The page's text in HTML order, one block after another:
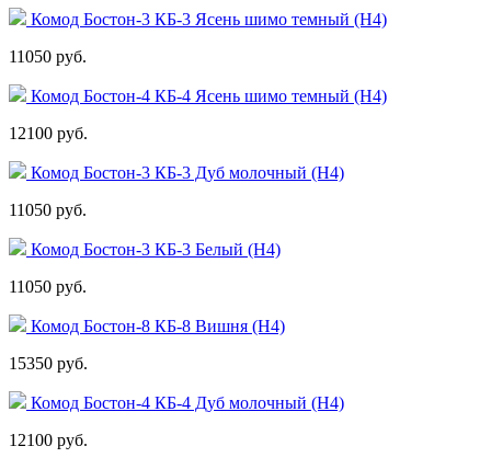
Комод Бостон-3 КБ-3 Ясень шимо темный (Н4)
11050 руб.
Комод Бостон-4 КБ-4 Ясень шимо темный (Н4)
12100 руб.
Комод Бостон-3 КБ-3 Дуб молочный (Н4)
11050 руб.
Комод Бостон-3 КБ-3 Белый (Н4)
11050 руб.
Комод Бостон-8 КБ-8 Вишня (Н4)
15350 руб.
Комод Бостон-4 КБ-4 Дуб молочный (Н4)
12100 руб.